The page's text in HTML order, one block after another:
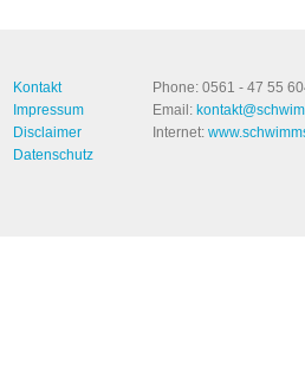
Kontakt
Impressum
Disclaimer
Datenschutz
Phone: 0561 - 47 55
Email:
Internet: